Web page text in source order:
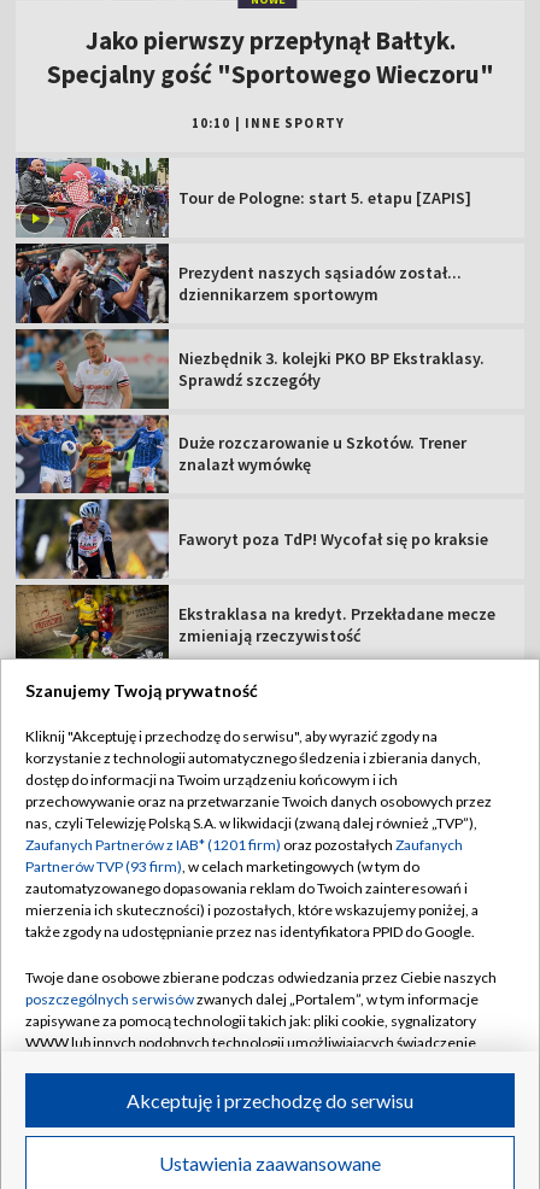
Transmisje Wideo
Jako pierwszy przepłynął Bałtyk.
Specjalny gość "Sportowego Wieczoru"
10:10 INNE SPORTY
Tour de Pologne: start 5. etapu [ZAPIS]
Prezydent naszych sąsiadów został...
dziennikarzem sportowym
Niezbędnik 3. kolejki PKO BP Ekstraklasy.
Sprawdź szczegóły
Duże rozczarowanie u Szkotów. Trener
znalazł wymówkę
Faworyt poza TdP! Wycofał się po kraksie
Ekstraklasa na kredyt. Przekładane mecze
zmieniają rzeczywistość
TVP
Abonament TVP
Sklep TVP
Biuro Reklamy
Oferta Handlowa
Emisja w TVP
Rada Programowa
Ogłoszenia przetargowe
Akademia Telewizyjna
Regulamin TVP
Polityka prywatności
Moje zgody
Biuro reklamy
Kanały
©2026 Telewizja Polska Spółka Akcyjna w likwidacji
Szanujemy Twoją prywatność
Kliknij "Akceptuję i przechodzę do serwisu", aby wyrazić zgody na
korzystanie z technologii automatycznego śledzenia i zbierania danych,
dostęp do informacji na Twoim urządzeniu końcowym i ich
przechowywanie oraz na przetwarzanie Twoich danych osobowych przez
nas, czyli Telewizję Polską S.A. w likwidacji (zwaną dalej również „TVP”),
Zaufanych Partnerów z IAB* (1201 firm) oraz pozostałych Zaufanych
Partnerów TVP (93 firm), w celach marketingowych (w tym do
zautomatyzowanego dopasowania reklam do Twoich zainteresowań i
mierzenia ich skuteczności) i pozostałych, które wskazujemy poniżej, a
także zgody na udostępnianie przez nas identyfikatora PPID do Google.
Twoje dane osobowe zbierane podczas odwiedzania przez Ciebie naszych
poszczególnych serwisówzwanych dalej „Portalem”, w tym informacje
zapisywane za pomocą technologii takich jak: pliki cookie, sygnalizatory
WWW lub innych podobnych technologii umożliwiających świadczenie
ruchu w Internecie.
Twoje dane osobowe zbierane podczas odwiedzania przez Ciebie
poszczególnych serwisówna Portalu, takie jak adresy IP, identyfikatory
Ustawienia zaawansowane
Akceptuję i przechodzę do serwisu